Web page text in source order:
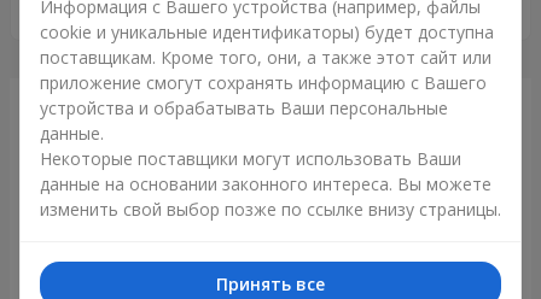
прям дуже клас- все швидко і якісно ?
Только что доставили
Информация с Вашего устройства (например, файлы
cookie и уникальные идентификаторы) будет доступна
поставщикам. Кроме того, они, а также этот сайт или
приложение смогут сохранять информацию с Вашего
устройства и обрабатывать Ваши персональные
данные.
Некоторые поставщики могут использовать Ваши
данные на основании законного интереса. Вы можете
изменить свой выбор позже по ссылке внизу страницы.
Принять все